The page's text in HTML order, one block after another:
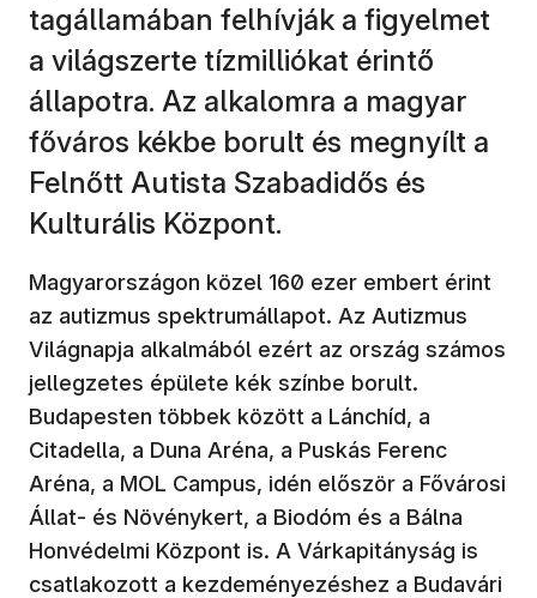
tagállamában felhívják a figyelmet
a világszerte tízmilliókat érintő
állapotra. Az alkalomra a magyar
főváros kékbe borult és megnyílt a
Felnőtt Autista Szabadidős és
Kulturális Központ.
Magyarországon közel 160 ezer embert érint
az autizmus spektrumállapot. Az Autizmus
Világnapja alkalmából ezért az ország számos
jellegzetes épülete kék színbe borult.
Budapesten többek között a Lánchíd, a
Citadella, a Duna Aréna, a Puskás Ferenc
Aréna, a MOL Campus, idén először a Fővárosi
Állat- és Növénykert, a Biodóm és a Bálna
Honvédelmi Központ is. A Várkapitányság is
csatlakozott a kezdeményezéshez a Budavári